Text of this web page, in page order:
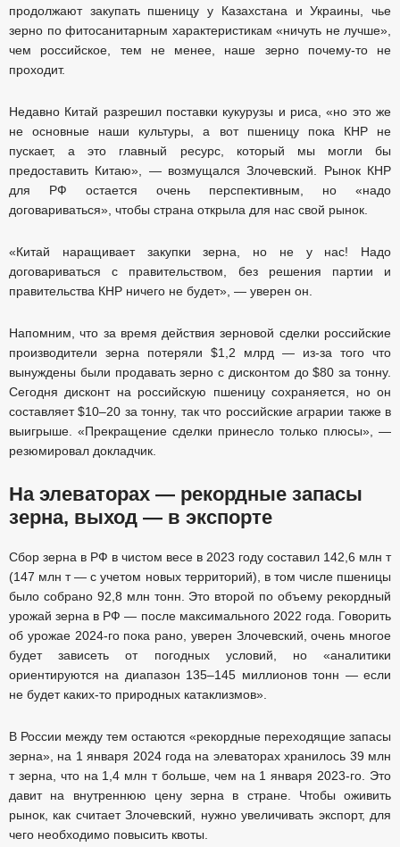
продолжают закупать пшеницу у Казахстана и Украины, чье
зерно по фитосанитарным характеристикам «ничуть не лучше»,
чем российское, тем не менее, наше зерно почему-то не
проходит.
Недавно Китай разрешил поставки кукурузы и риса, «но это же
не основные наши культуры, а вот пшеницу пока КНР не
пускает, а это главный ресурс, который мы могли бы
предоставить Китаю», — возмущался Злочевский. Рынок КНР
для РФ остается очень перспективным, но «надо
договариваться», чтобы страна открыла для нас свой рынок.
«Китай наращивает закупки зерна, но не у нас! Надо
договариваться с правительством, без решения партии и
правительства КНР ничего не будет», — уверен он.
Напомним, что за время действия зерновой сделки российские
производители зерна потеряли $1,2 млрд — из-за того что
вынуждены были продавать зерно с дисконтом до $80 за тонну.
Сегодня дисконт на российскую пшеницу сохраняется, но он
составляет $10–20 за тонну, так что российские аграрии также в
выигрыше. «Прекращение сделки принесло только плюсы», —
резюмировал докладчик.
На элеваторах — рекордные запасы
зерна, выход — в экспорте
Сбор зерна в РФ в чистом весе в 2023 году составил 142,6 млн т
(147 млн т — с учетом новых территорий), в том числе пшеницы
было собрано 92,8 млн тонн. Это второй по объему рекордный
урожай зерна в РФ — после максимального 2022 года. Говорить
об урожае 2024-го пока рано, уверен Злочевский, очень многое
будет зависеть от погодных условий, но «аналитики
ориентируются на диапазон 135–145 миллионов тонн — если
не будет каких-то природных катаклизмов».
В России между тем остаются «рекордные переходящие запасы
зерна», на 1 января 2024 года на элеваторах хранилось 39 млн
т зерна, что на 1,4 млн т больше, чем на 1 января 2023-го. Это
давит на внутреннюю цену зерна в стране. Чтобы оживить
рынок, как считает Злочевский, нужно увеличивать экспорт, для
чего необходимо повысить квоты.